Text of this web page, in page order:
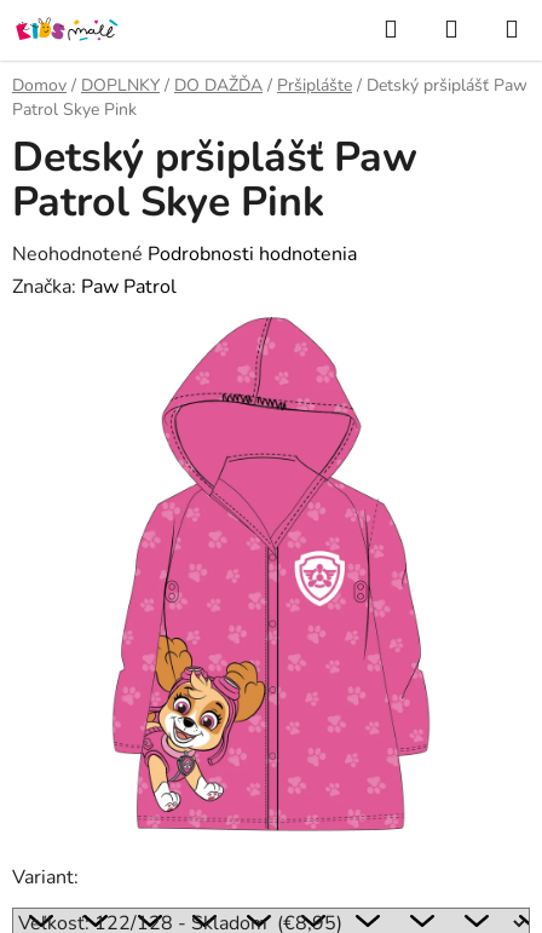
Prejsť
na
obsah
Hľadať
KOŠÍK
Domov / DOPLNKY / DO DAŽĎA / Pršiplášte / Detský pršiplášť Paw
Patrol Skye Pink
Variant:
Detský pršiplášť Paw
Patrol Skye Pink
Priemerné
hodnotenie
Neohodnotené Podrobnosti hodnotenia
Značka: Paw Patrol